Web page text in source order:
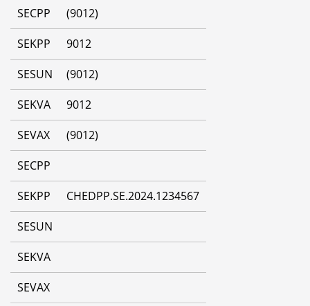
SECPP
(9012)
SEKPP
9012
SESUN
(9012)
SEKVA
9012
SEVAX
(9012)
SECPP
SEKPP
CHEDPP.SE.2024.1234567
SESUN
SEKVA
SEVAX